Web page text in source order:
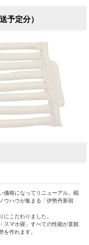
予定分）
格になってリニューアル。 眠
ウハウが集まる「伊勢丹新宿
こだわりました。
スマホ寝」すべての性能が直観
を作れます。